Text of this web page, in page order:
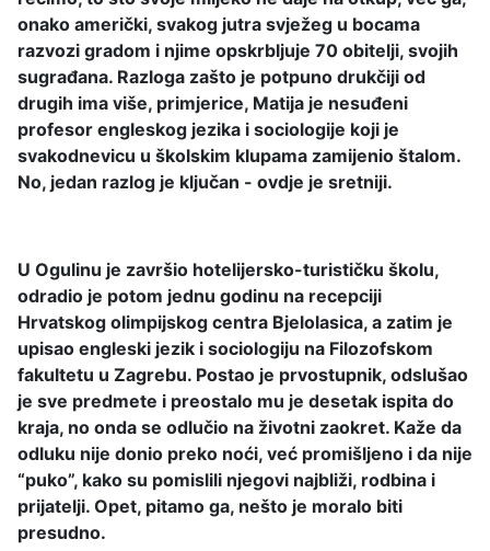
onako američki, svakog jutra svježeg u bocama
razvozi gradom i njime opskrbljuje 70 obitelji, svojih
sugrađana. Razloga zašto je potpuno drukčiji od
drugih ima više, primjerice, Matija je nesuđeni
profesor engleskog jezika i sociologije koji je
svakodnevicu u školskim klupama zamijenio štalom.
No, jedan razlog je ključan - ovdje je sretniji.
U Ogulinu je završio hotelijersko-turističku školu,
odradio je potom jednu godinu na recepciji
Hrvatskog olimpijskog centra Bjelolasica, a zatim je
upisao engleski jezik i sociologiju na Filozofskom
fakultetu u Zagrebu. Postao je prvostupnik, odslušao
je sve predmete i preostalo mu je desetak ispita do
kraja, no onda se odlučio na životni zaokret. Kaže da
odluku nije donio preko noći, već promišljeno i da nije
“puko”, kako su pomislili njegovi najbliži, rodbina i
prijatelji. Opet, pitamo ga, nešto je moralo biti
presudno.